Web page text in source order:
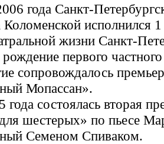
года Санкт-
исполнился 1
жизни Санкт-
первого частного
сопровождалось
Мопассан».
состоялась вторая
шестерых» по пьесе
Семеном Спиваком.